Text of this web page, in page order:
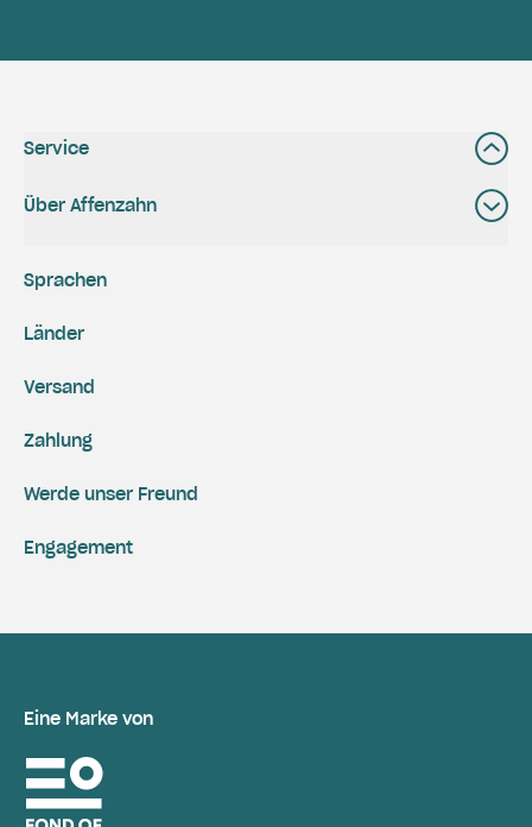
Service
Über Affenzahn
Versand
Zahlung
Engagement
Werde unser Freund
Sprachen
Länder
Eine Marke von